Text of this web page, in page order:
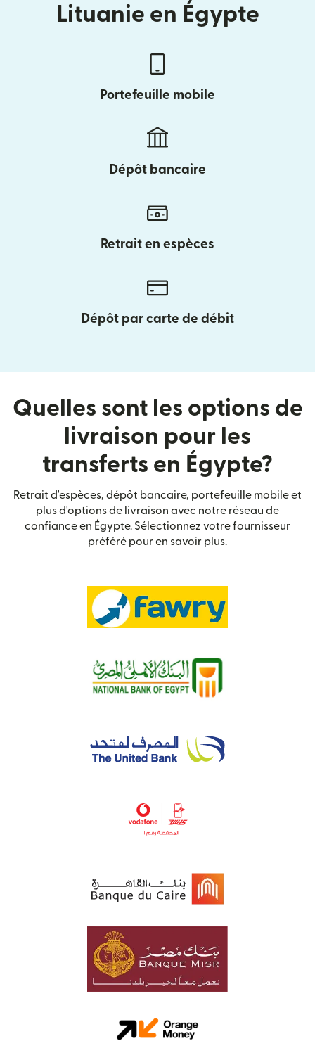
Lituanie en Égypte
Portefeuille mobile
Dépôt bancaire
Retrait en espèces
Dépôt par carte de débit
Quelles sont les options de
livraison pour les
transferts en Égypte?
Retrait d'espèces, dépôt bancaire, portefeuille mobile et
plus d'options de livraison avec notre réseau de
confiance en Égypte. Sélectionnez votre fournisseur
préféré pour en savoir plus.